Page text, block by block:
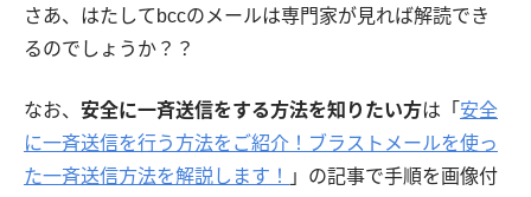
さあ、はたしてbccのメールは専門家が見れば解読でき
るのでしょうか？？
なお、 安全に一斉送信をする方法を知りたい方は「 安全
に一斉送信を行う方法をご紹介！ブラストメールを使っ
た一斉送信方法を解説します！
」の記事で手順を画像付